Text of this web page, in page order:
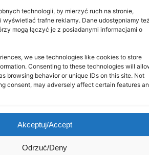
technologii, by mierzyć ruch na stronie,
wyświetlać trafne reklamy. Dane udostępniamy
mogą łączyć je z posiadanymi informacjami o
we use technologies like cookies to store
Consenting to these technologies will
browsing behavior or unique IDs on this site. Not
consent, may adversely affect certain features
Akceptuj/Accept
Odrzuć/Deny